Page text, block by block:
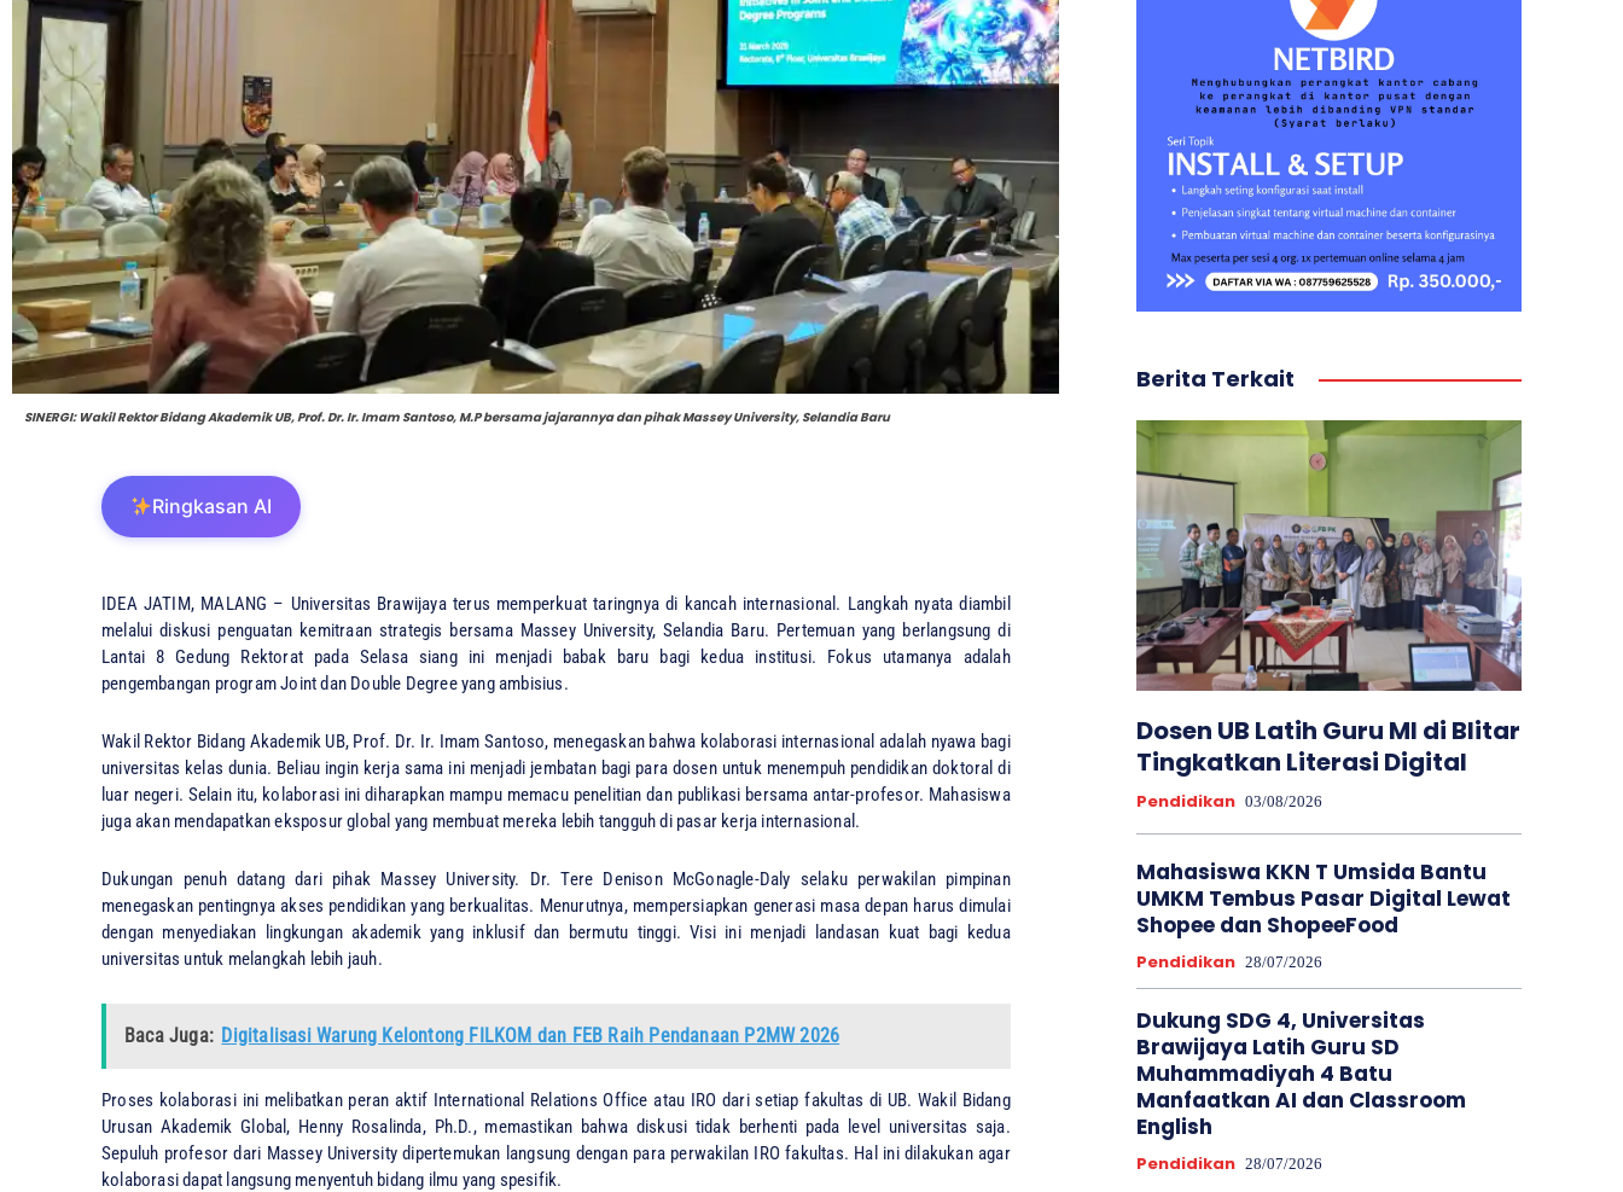
SINERGI: Wakil Rektor Bidang Akademik UB, Prof. Dr. Ir. Imam Santoso, M.P bersama jajarannya dan pihak Massey University, Selandia Baru
Ringkasan AI
IDEA JATIM, ​MALANG – Universitas Brawijaya terus memperkuat taringnya di kancah internasional. Langkah nyata diambil
melalui diskusi penguatan kemitraan strategis bersama Massey University, Selandia Baru. Pertemuan yang berlangsung di
Lantai 8 Gedung Rektorat pada Selasa siang ini menjadi babak baru bagi kedua institusi. Fokus utamanya adalah
pengembangan program Joint dan Double Degree yang ambisius.
​Wakil Rektor Bidang Akademik UB, Prof. Dr. Ir. Imam Santoso, menegaskan bahwa kolaborasi internasional adalah nyawa bagi
universitas kelas dunia. Beliau ingin kerja sama ini menjadi jembatan bagi para dosen untuk menempuh pendidikan doktoral di
luar negeri. Selain itu, kolaborasi ini diharapkan mampu memacu penelitian dan publikasi bersama antar-profesor. Mahasiswa
juga akan mendapatkan eksposur global yang membuat mereka lebih tangguh di pasar kerja internasional.
​Dukungan penuh datang dari pihak Massey University. Dr. Tere Denison McGonagle-Daly selaku perwakilan pimpinan
menegaskan pentingnya akses pendidikan yang berkualitas. Menurutnya, mempersiapkan generasi masa depan harus dimulai
dengan menyediakan lingkungan akademik yang inklusif dan bermutu tinggi. Visi ini menjadi landasan kuat bagi kedua
universitas untuk melangkah lebih jauh.
Baca Juga: Digitalisasi Warung Kelontong FILKOM dan FEB Raih Pendanaan P2MW 2026
​Proses kolaborasi ini melibatkan peran aktif International Relations Office atau IRO dari setiap fakultas di UB. Wakil Bidang
Urusan Akademik Global, Henny Rosalinda, Ph.D., memastikan bahwa diskusi tidak berhenti pada level universitas saja.
Sepuluh profesor dari Massey University dipertemukan langsung dengan para perwakilan IRO fakultas. Hal ini dilakukan agar
kolaborasi dapat langsung menyentuh bidang ilmu yang spesifik.
Berita Terkait
Dosen UB Latih Guru MI di Blitar
Tingkatkan Literasi Digital
Pendidikan 03/08/2026
Mahasiswa KKN T Umsida Bantu
UMKM Tembus Pasar Digital Lewat
Shopee dan ShopeeFood
Pendidikan 28/07/2026
Dukung SDG 4, Universitas
Brawijaya Latih Guru SD
Muhammadiyah 4 Batu
Manfaatkan AI dan Classroom
English
Pendidikan 28/07/2026